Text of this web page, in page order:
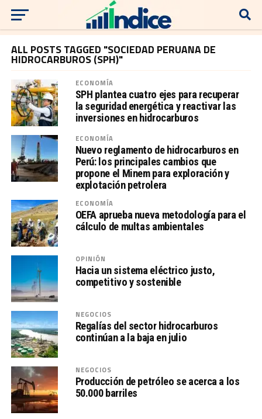
ALL POSTS TAGGED "SOCIEDAD PERUANA DE
HIDROCARBUROS (SPH)"
ECONOMÍA
SPH plantea cuatro ejes para recuperar
la seguridad energética y reactivar las
inversiones en hidrocarburos
ECONOMÍA
Nuevo reglamento de hidrocarburos en
Perú: los principales cambios que
propone el Minem para exploración y
explotación petrolera
ECONOMÍA
OEFA aprueba nueva metodología para el
cálculo de multas ambientales
OPINIÓN
Hacia un sistema eléctrico justo,
competitivo y sostenible
NEGOCIOS
Regalías del sector hidrocarburos
continúan a la baja en julio
NEGOCIOS
Producción de petróleo se acerca a los
50.000 barriles